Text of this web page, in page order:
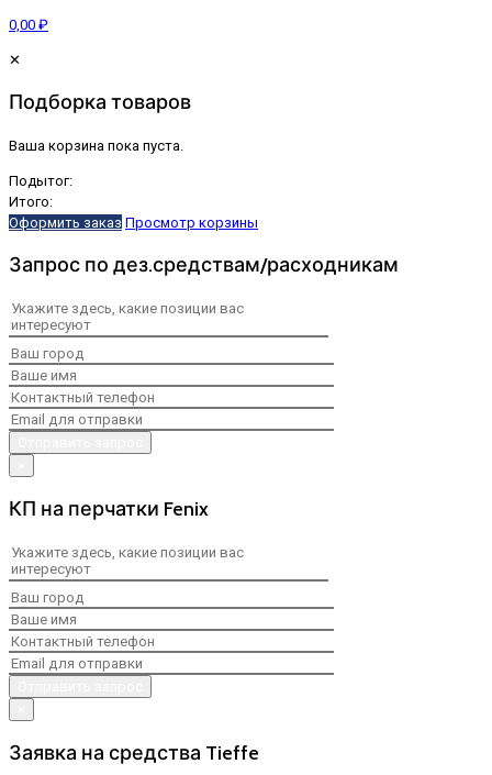
0,00 ₽
✕
Подборка товаров
Ваша корзина пока пуста.
Подытог:
Итого:
Оформить заказ Просмотр корзины
Запрос по дез.средствам/расходникам
КП на перчатки Fenix
Заявка на средства Tieffe